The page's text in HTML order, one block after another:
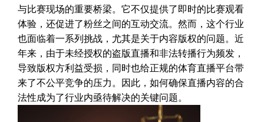
与比赛现场的重要桥梁。它不仅提供了即时的比赛观看
体验，还促进了粉丝之间的互动交流。然而，这个行业
也面临着一系列挑战，尤其是关于内容版权的问题。近
年来，由于未经授权的盗版直播和非法转播行为频发，
导致版权方利益受损，同时也给正规的体育直播平台带
来了不公平竞争的压力。因此，如何确保直播内容的合
法性成为了行业内亟待解决的关键问题。